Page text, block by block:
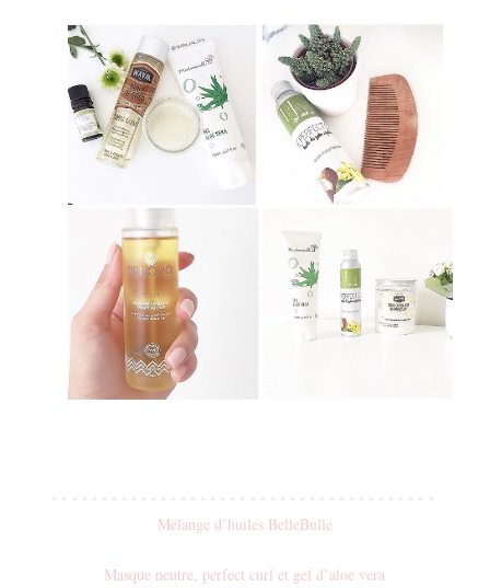
Mélange d’huiles BelleBulle
Masque neutre, perfect curl et gel d’aloe vera